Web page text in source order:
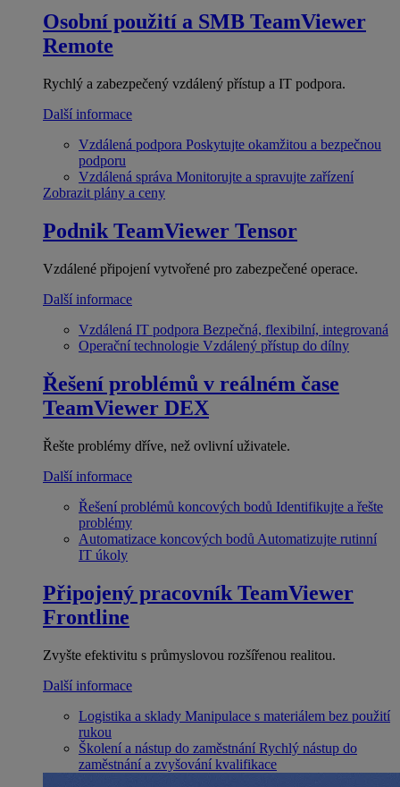
Osobní použití a SMB TeamViewer
Remote
Rychlý a zabezpečený vzdálený přístup a IT podpora.
Další informace
Vzdálená podpora Poskytujte okamžitou a bezpečnou
podporu
Vzdálená správa Monitorujte a spravujte zařízení
Zobrazit plány a ceny
Podnik TeamViewer Tensor
Vzdálené připojení vytvořené pro zabezpečené operace.
Další informace
Vzdálená IT podpora Bezpečná, flexibilní, integrovaná
Operační technologie Vzdálený přístup do dílny
Řešení problémů v reálném čase
TeamViewer DEX
Řešte problémy dříve, než ovlivní uživatele.
Další informace
Řešení problémů koncových bodů Identifikujte a řešte
problémy
Automatizace koncových bodů Automatizujte rutinní
IT úkoly
Připojený pracovník TeamViewer
Frontline
Zvyšte efektivitu s průmyslovou rozšířenou realitou.
Další informace
Logistika a sklady Manipulace s materiálem bez použití
rukou
Školení a nástup do zaměstnání Rychlý nástup do
zaměstnání a zvyšování kvalifikace